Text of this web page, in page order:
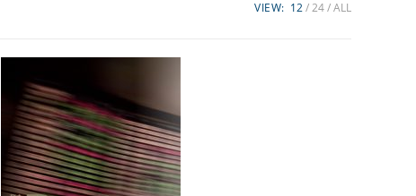
VIEW: 12 24 ALL